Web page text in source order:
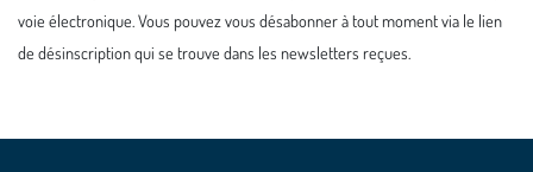
voie électronique. Vous pouvez vous désabonner à tout moment via le lien
de désinscription qui se trouve dans les newsletters reçues.